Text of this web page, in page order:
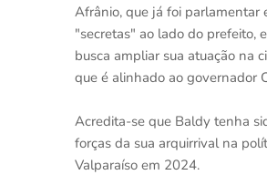
Afrânio, que já foi parlamentar
"secretas" ao lado do prefeito,
busca ampliar sua atuação na
que é alinhado ao governador
Acredita-se que Baldy tenha
forças da sua arquirrival na
Valparaíso em 2024.